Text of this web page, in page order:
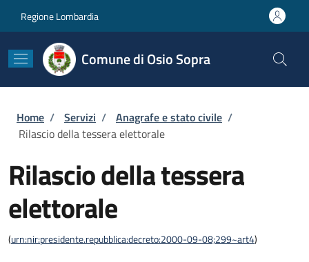
Regione Lombardia
Comune di Osio Sopra
Briciole di pane
Home / Servizi / Anagrafe e stato civile /
Rilascio della tessera elettorale
Rilascio della tessera
elettorale
(urn:nir:presidente.repubblica:decreto:2000-09-08;299~art4)